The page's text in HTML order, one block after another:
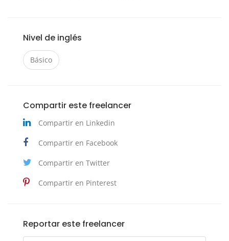
Nivel de inglés
Básico
Compartir este freelancer
Compartir en Linkedin
Compartir en Facebook
Compartir en Twitter
Compartir en Pinterest
Reportar este freelancer